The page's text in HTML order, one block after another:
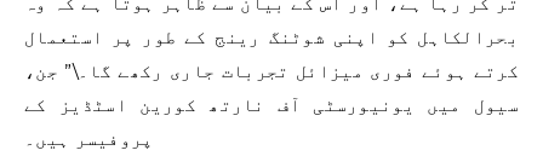
بحرالکاہل کو اپنی شوٹنگ رینج کے طور پر استعمال
کرتے ہوئے فوری میزائل تجربات جاری رکھے گا۔\” جن،
سیول میں یونیورسٹی آف نارتھ کورین اسٹڈیز کے
پروفیسر ہیں۔